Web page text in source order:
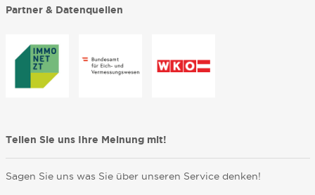
Partner & Datenquellen
Teilen Sie uns Ihre Meinung mit!
Sagen Sie uns was Sie über unseren Service denken!